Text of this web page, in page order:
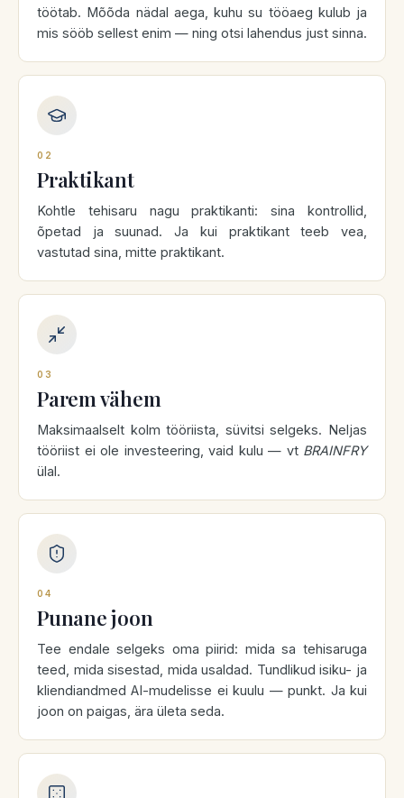
töötab. Mõõda nädal aega, kuhu su tööaeg kulub ja
mis sööb sellest enim — ning otsi lahendus just sinna.
02
Praktikant
Kohtle tehisaru nagu praktikanti: sina kontrollid,
õpetad ja suunad. Ja kui praktikant teeb vea,
vastutad sina, mitte praktikant.
03
Parem vähem
Maksimaalselt kolm tööriista, süvitsi selgeks. Neljas
tööriist ei ole investeering, vaid kulu — vt BRAINFRY
ülal.
04
Punane joon
Tee endale selgeks oma piirid: mida sa tehisaruga
teed, mida sisestad, mida usaldad. Tundlikud isiku- ja
kliendiandmed AI-mudelisse ei kuulu — punkt. Ja kui
joon on paigas, ära ületa seda.